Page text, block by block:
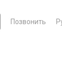
Позвонить